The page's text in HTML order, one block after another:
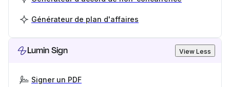
Générateur de plan d'affaires
Lumin Sign View Less
Signer un PDF